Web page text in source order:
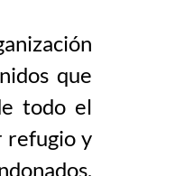
que
todo el
refugio y